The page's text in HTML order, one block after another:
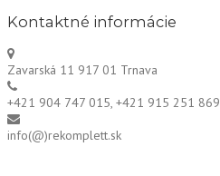
Kontaktné informácie
Zavarská 11 917 01 Trnava
+421 904 747 015, +421 915 251 869
info(@)rekomplett.sk